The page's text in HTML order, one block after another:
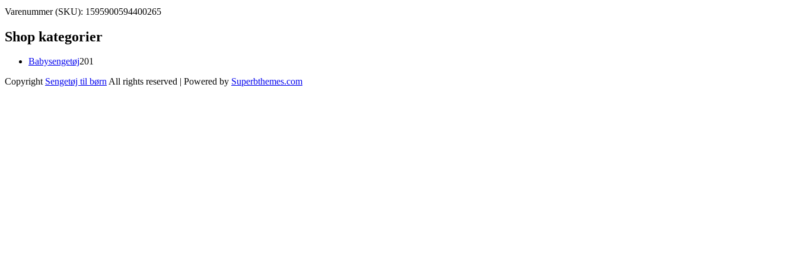
Varenummer (SKU): 1595900594400265
Shop kategorier
Babysengetøj201
Copyright Sengetøj til børnAll rights reserved | Powered by Superbthemes.com